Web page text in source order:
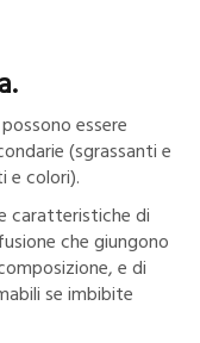
essere
(sgrassanti e
e colori).
caratteristiche di
che giungono
e di
se imbibite